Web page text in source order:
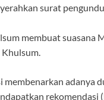
surat
membuat suasana
adanya
rekomendasi